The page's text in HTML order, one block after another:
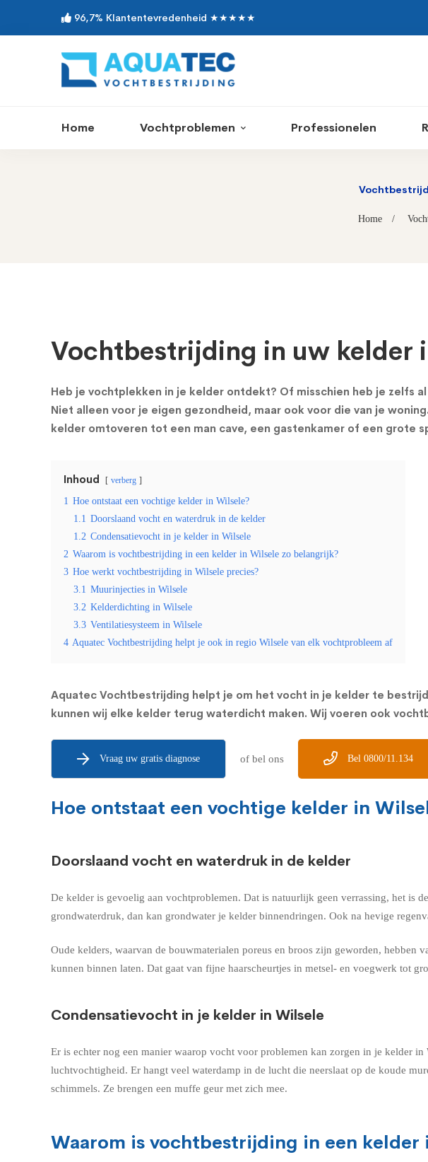
96,7% Klantentevredenheid ★★★★★
Home Vochtproblemen Professionelen
Home
Vochtbestrijding in uw kelder
Heb je vochtplekken in je kelder ontdekt? Of misschien heb je zelfs
Niet alleen voor je eigen gezondheid, maar ook voor die van je
kelder omtoveren tot een man cave, een gastenkamer of een grote
Inhoud verberg
1 Hoe ontstaat een vochtige kelder in Wilsele?
1.1 Doorslaand vocht en waterdruk in de kelder
1.2 Condensatievocht in je kelder in Wilsele
2 Waarom is vochtbestrijding in een kelder in Wilsele zo belangrijk?
3 Hoe werkt vochtbestrijding in Wilsele precies?
3.1 Muurinjecties in Wilsele
3.2 Kelderdichting in Wilsele
3.3 Ventilatiesysteem in Wilsele
4 Aquatec Vochtbestrijding helpt je ook in regio Wilsele van elk vochtprobleem af
Aquatec Vochtbestrijding helpt je om het vocht in je kelder te
kunnen wij elke kelder terug waterdicht maken. Wij voeren ook
Vraag uw gratis diagnose of bel ons Bel 0800/11.134
Hoe ontstaat een vochtige kelder in
Doorslaand vocht en waterdruk in de kelder
De kelder is gevoelig aan vochtproblemen. Dat is natuurlijk geen verrassing, het is
grondwaterdruk, dan kan grondwater je kelder binnendringen. Ook na hevige
Oude kelders, waarvan de bouwmaterialen poreus en broos zijn geworden,
kunnen binnen laten. Dat gaat van fijne haarscheurtjes in metsel- en voegwerk tot
Condensatievocht in je kelder in Wilsele
Er is echter nog een manier waarop vocht voor problemen kan zorgen in je kelder
luchtvochtigheid. Er hangt veel waterdamp in de lucht die neerslaat op de koude
schimmels. Ze brengen een muffe geur met zich mee.
Waarom is vochtbestrijding in een kelder